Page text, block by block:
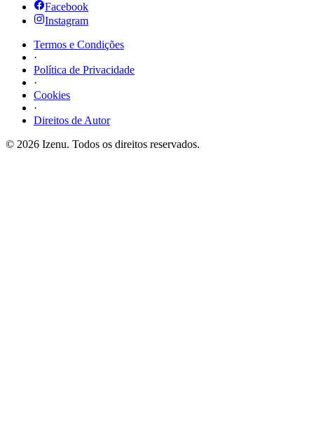
Facebook
Instagram
Termos e Condições
·
Política de Privacidade
·
Cookies
·
Direitos de Autor
© 2026 Izenu. Todos os direitos reservados.